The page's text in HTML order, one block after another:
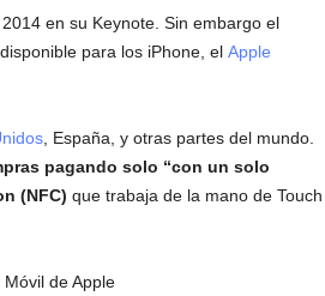
en su Keynote. Sin embargo el
para los iPhone, el Apple
, España, y otras partes del mundo.
pagando solo “con un solo
(NFC) que trabaja de la mano de Touch